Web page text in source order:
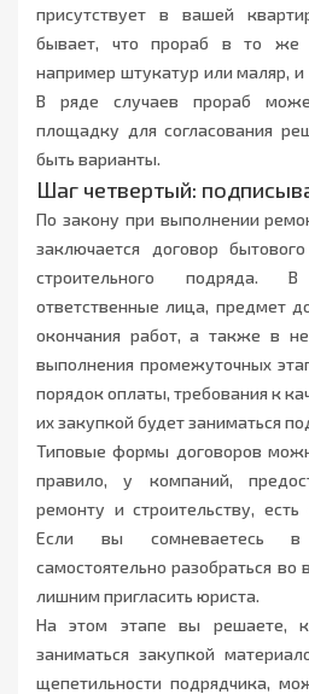
присутствует в вашей
бывает, что прораб в то
например штукатур или маляр, и
В ряде случаев прораб
площадку для согласования
быть варианты.
Шаг четвертый:
По закону при выполнении
заключается договор
строительного подряда.
ответственные лица, предмет
окончания работ, а также в
выполнения промежуточных
порядок оплаты, требования к
их закупкой будет заниматься
Типовые формы договоров
правило, у компаний,
ремонту и строительству,
Если вы сомневаетесь в
самостоятельно разобраться во
лишним пригласить юриста.
На этом этапе вы решаете,
заниматься закупкой
щепетильности подрядчика,